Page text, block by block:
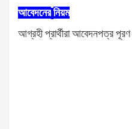
আবেদনের নিয়ম
আগ্রহী প্রার্থীরা আবেদনপত্র পূরণ